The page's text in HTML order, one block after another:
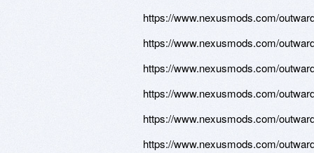
https://www.nexusmods.com/
https://www.nexusmods.com/
https://www.nexusmods.com/
https://www.nexusmods.com/
https://www.nexusmods.com/
https://www.nexusmods.com/